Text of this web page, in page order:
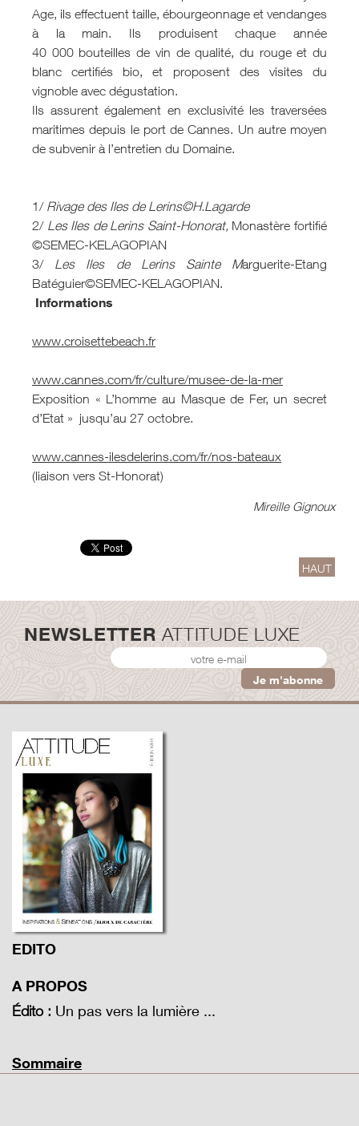
Age, ils effectuent taille, ébourgeonnage et vendanges
à la main. Ils produisent chaque année
40 000 bouteilles de vin de qualité, du rouge et du
blanc certifiés bio, et proposent des visites du
vignoble avec dégustation.
Ils assurent également en exclusivité les traversées
maritimes depuis le port de Cannes. Un autre moyen
de subvenir à l’entretien du Domaine.
1/Rivage des Iles de Lerins©H.Lagarde
2/ Les Iles de Lerins Saint-Honorat,Monastère fortifié
©SEMEC-KELAGOPIAN
3/ Les Iles de Lerins Sainte Marguerite-Etang
Batéguier©SEMEC-KELAGOPIAN.
Informations
www.croisettebeach.fr
www.cannes.com/fr/culture/musee-de-la-mer
Exposition « L’homme au Masque de Fer, un secret
d’Etat » jusqu’au 27 octobre.
www.cannes-ilesdelerins.com/fr/nos-bateaux
(liaison vers St-Honorat)
Mireille Gignoux
HAUT
NEWSLETTER ATTITUDE LUXE
EDITO
A PROPOS
Édito : Un pas vers la lumière ...
Sommaire